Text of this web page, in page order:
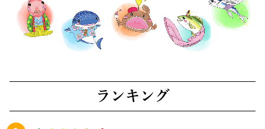
ランキング